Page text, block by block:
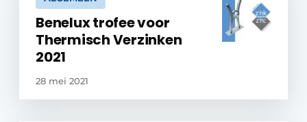
Benelux trofee voor
Thermisch Verzinken
2021
28 mei 2021